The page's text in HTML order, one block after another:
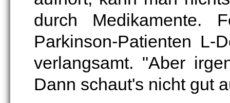
durch Medikamente.
Parkinson-Patienten L-
verlangsamt. "Aber
Dann schaut's nicht gut